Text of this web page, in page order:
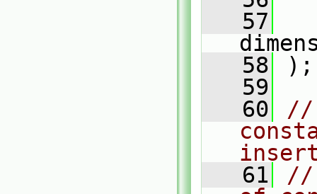
   57
   58
);
   59
   60
   61
//